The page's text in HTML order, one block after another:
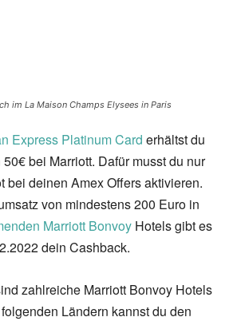
im La Maison Champs Elysees in Paris
Express Platinum Card erhältst du
bei Marriott. Dafür musst du nur
bei deinen Amex Offers aktivieren.
von mindestens 200 Euro in
Marriott Bonvoy Hotels gibt es
dein Cashback.
zahlreiche Marriott Bonvoy Hotels
Ländern kannst du den